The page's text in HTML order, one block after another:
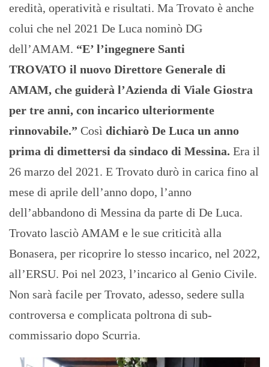
eredità, operatività e risultati. Ma Trovato è anche
colui che nel 2021 De Luca nominò DG
dell’AMAM. “E’ l’ingegnere Santi
TROVATO il nuovo Direttore Generale di
AMAM, che guiderà l’Azienda di Viale Giostra
per tre anni, con incarico ulteriormente
rinnovabile.” Così dichiarò De Luca un anno
prima di dimettersi da sindaco di Messina. Era il
26 marzo del 2021. E Trovato durò in carica fino al
mese di aprile dell’anno dopo, l’anno
dell’abbandono di Messina da parte di De Luca.
Trovato lasciò AMAM e le sue criticità alla
Bonasera, per ricoprire lo stesso incarico, nel 2022,
all’ERSU. Poi nel 2023, l’incarico al Genio Civile.
Non sarà facile per Trovato, adesso, sedere sulla
controversa e complicata poltrona di sub-
commissario dopo Scurria.